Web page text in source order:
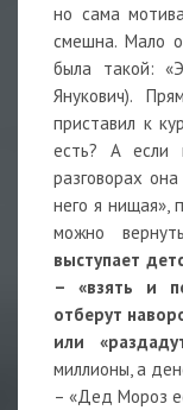
но сама
смешна. Мало
была такой:
Янукович).
приставил к
есть? А если
разговорах
него я нищая»,
можно
выступает
– «взять и
отберут
или
миллионы, а
– «Дед Мороз